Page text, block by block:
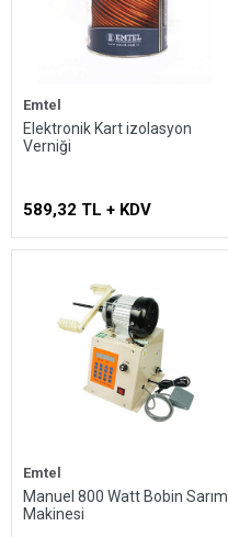
Emtel
Elektronik Kart izolasyon
Verniği
589,32 TL + KDV
Emtel
Manuel 800 Watt Bobin Sarım
Makinesi